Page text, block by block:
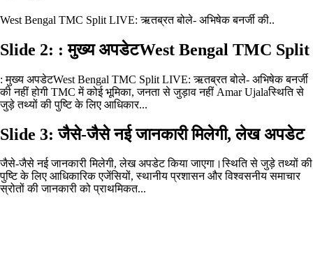
West Bengal TMC Split LIVE: ऋतब्रत बोले- अभिषेक बनर्जी की..
Slide 2: : मुख्य अपडेटWest Bengal TMC Split
: मुख्य अपडेटWest Bengal TMC Split LIVE: ऋतब्रत बोले- अभिषेक बनर्जी
की नहीं होगी TMC में कोई भूमिका, जनता से जुड़ाव नहीं Amar Ujalaस्थिति से
जुड़े तथ्यों की पुष्टि के लिए आधिकार...
Slide 3: जैसे-जैसे नई जानकारी मिलेगी, लेख अपडेट
जैसे-जैसे नई जानकारी मिलेगी, लेख अपडेट किया जाएगा।स्थिति से जुड़े तथ्यों की
पुष्टि के लिए आधिकारिक एजेंसियों, स्थानीय प्रशासन और विश्वसनीय समाचार
स्रोतों की जानकारी को प्राथमिकत...